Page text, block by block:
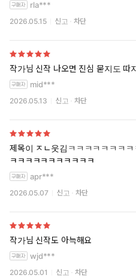
rla***
2026.05.15 신고 차단
작가님 신작 나오면 진심 묻지도 따
mid***
2026.05.13 신고 차단
제목이 ㅈㄴ웃김ㅋㅋㅋㅋㅋㅋㅋ
ㅋㅋㅋㅋㅋㅋㅋㅋㅋㅋㅋ
apr***
2026.05.07 신고 차단
작가님 신작도 아늑해요
wjd***
2026.05.01 신고 차단